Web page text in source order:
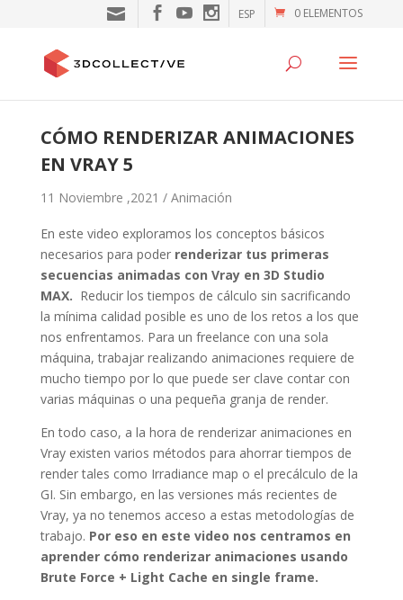
0 ELEMENTOS
ESP
CÓMO RENDERIZAR ANIMACIONES
EN VRAY 5
11 Noviembre ,2021 / Animación
En este video exploramos los conceptos básicos
necesarios para poder renderizar tus primeras
secuencias animadas con Vray en 3D Studio
MAX. Reducir los tiempos de cálculo sin sacrificando
la mínima calidad posible es uno de los retos a los que
nos enfrentamos. Para un freelance con una sola
máquina, trabajar realizando animaciones requiere de
mucho tiempo por lo que puede ser clave contar con
varias máquinas o una pequeña granja de render.
En todo caso, a la hora de renderizar animaciones en
Vray existen varios métodos para ahorrar tiempos de
render tales como Irradiance map o el precálculo de la
GI. Sin embargo, en las versiones más recientes de
Vray, ya no tenemos acceso a estas metodologías de
trabajo. Por eso en este video nos centramos en
aprender cómo renderizar animaciones usando
Brute Force + Light Cache en single frame.